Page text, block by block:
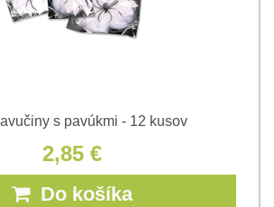
s pavúkmi - 12 kusov
2,85 €
Do košíka